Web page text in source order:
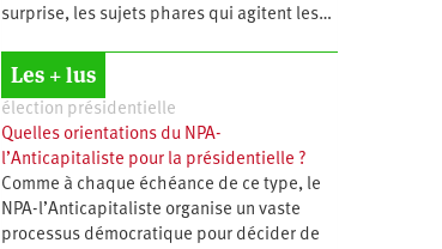
surprise, les sujets phares qui agitent les…
Les + lus
élection présidentielle
Quelles orientations du NPA-
l’Anticapitaliste pour la présidentielle ?
Comme à chaque échéance de ce type, le
NPA-l’Anticapitaliste organise un vaste
processus démocratique pour décider de